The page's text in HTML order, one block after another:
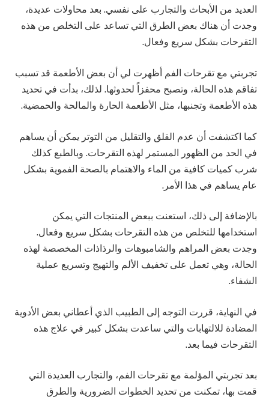
العديد من الأبحاث والتجارب على نفسي. بعد محاولات عديدة،
وجدت أن هناك بعض الطرق التي تساعد على التخلص من هذه
التقرحات بشكل سريع وفعال.
تجربتي مع تقرحات الفم أظهرت لي أن بعض الأطعمة قد تسبب
تفاقم هذه الحالة، وتصبح محفزاً لحدوثها. لذلك، بدأت في تحديد
هذه الأطعمة وتجنبها، مثل الأطعمة الحارة والمالحة والحمضية.
كما اكتشفت أن عدم القلق والتقليل من التوتر يمكن أن يساهم
في الحد من الظهور المستمر لهذه التقرحات. وبالطبع كذلك
شرب كميات كافية من الماء والاهتمام بالصحة الفموية بشكل
عام يساهم في هذا الأمر.
بالإضافة إلى ذلك، استعنت ببعض المنتجات التي يمكن
استخدامها للتخلص من هذه التقرحات بشكل سريع وفعال.
وجدت بعض المراهم والشامبوهات والرذاذات المخصصة لهذه
الحالة، وهي تعمل على تخفيف الألم والتهيج وتسريع عملية
الشفاء.
في النهاية، قررت التوجه إلى الطبيب الذي أعطاني بعض الأدوية
المضادة للالتهابات والتي ساعدت بشكل كبير في علاج هذه
التقرحات فيما بعد.
بعد تجربتي المؤلمة مع تقرحات الفم، والتجارب العديدة التي
قمت بها، تمكنت من تحديد الخطوات الضرورية والطرق